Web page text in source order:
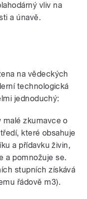
vliv na
a únavě.
na vědeckých
technologická
jednoduchý:
malé zkumavce o
které obsahuje
a přídavku živin,
a pomnožuje se.
stupních získává
řádově m3).